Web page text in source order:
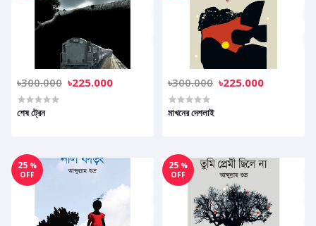
৳300.000 ৳225.000
শেষ ট্রেন
৳300.000 ৳225.000
মাখনের দেশলাই
25 %
OFF
25 %
OFF